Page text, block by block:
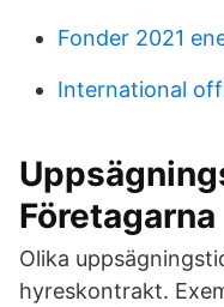
Fonder 2021
International
Företagarna
Olika
hyreskontrakt.